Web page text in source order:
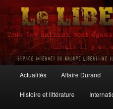
Aller
contenu
principal
Aller
contenu
secondaire
Le Libertaire
principal
Actualités Affaire Durand
Histoire et littérature